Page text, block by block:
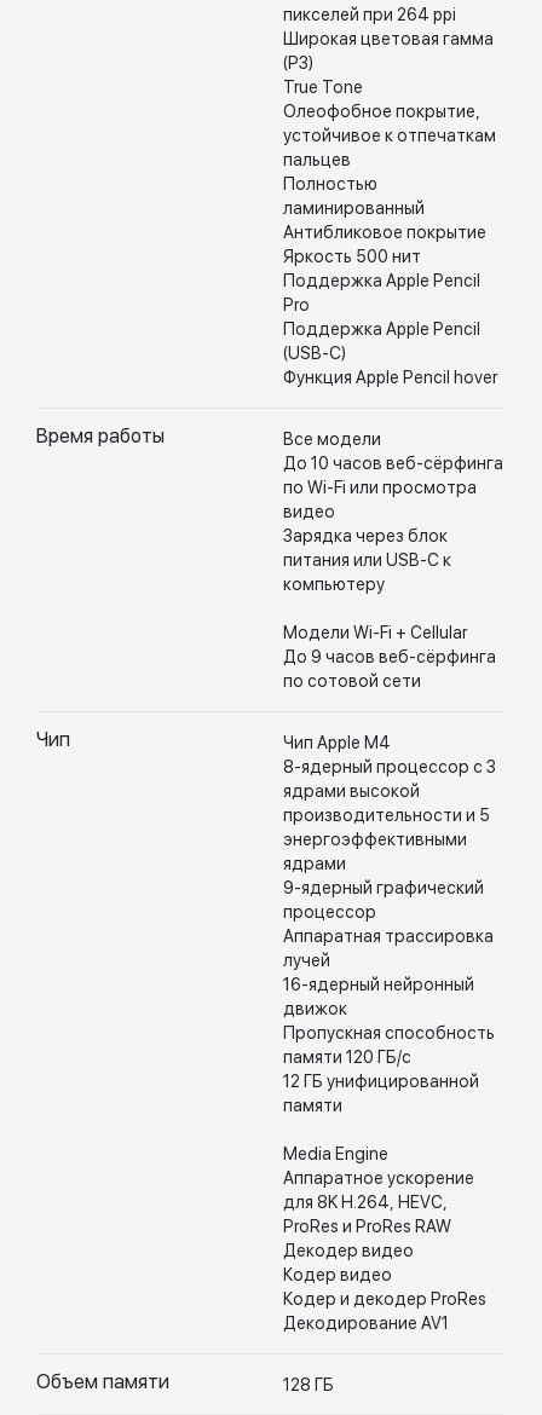
пикселей при 264 ppi
Широкая цветовая гамма
(P3)
True Tone
Олеофобное покрытие,
устойчивое к отпечаткам
пальцев
Полностью
ламинированный
Антибликовое покрытие
Яркость 500 нит
Поддержка Apple Pencil
Pro
Поддержка Apple Pencil
(USB-C)
Функция Apple Pencil hover
Время работы
Все модели
До 10 часов веб-сёрфинга
по Wi-Fi или просмотра
видео
Зарядка через блок
питания или USB-C к
компьютеру
Модели Wi-Fi + Cellular
До 9 часов веб-сёрфинга
по сотовой сети
Чип
Чип Apple M4
8-ядерный процессор с 3
ядрами высокой
производительности и 5
энергоэффективными
ядрами
9-ядерный графический
процессор
Аппаратная трассировка
лучей
16-ядерный нейронный
движок
Пропускная способность
памяти 120 ГБ/с
12 ГБ унифицированной
памяти
Media Engine
Аппаратное ускорение
для 8K H.264, HEVC,
ProRes и ProRes RAW
Декодер видео
Кодер видео
Кодер и декодер ProRes
Декодирование AV1
Объем памяти 128 ГБ